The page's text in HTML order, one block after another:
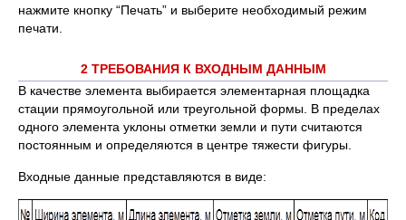
нажмите кнопку “Печать” и выберите необходимый режим
печати.
2 ТРЕБОВАНИЯ К ВХОДНЫМ ДАННЫМ
В качестве элемента выбирается элементарная площадка
стации прямоугольной или треугольной формы. В пределах
одного элемента уклоны отметки земли и пути считаются
постоянным и определяются в центре тяжести фигуры.
Входные данные представляются в виде: